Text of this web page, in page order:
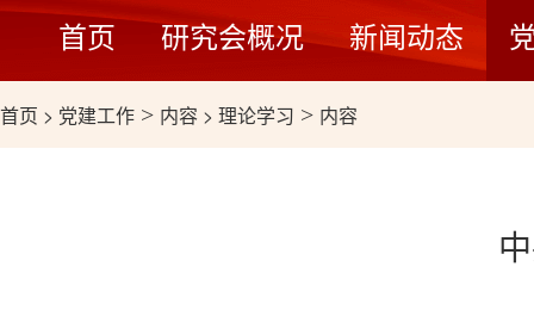
首页 研究会概况 新闻动态
首页 > 党建工作 > 内容 > 理论学习 > 内容